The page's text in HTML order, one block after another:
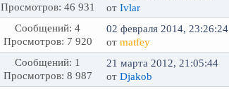
Просмотров: 46 931
отIvlar
Сообщений: 4
Просмотров: 7 920
02 февраля 2014, 23:26:24
отmatfey
Сообщений: 1
Просмотров: 8 987
21 марта 2012, 21:05:44
отDjakob